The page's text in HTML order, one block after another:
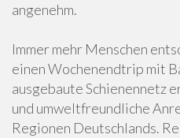
angenehm.
Immer mehr Menschen
einen Wochenendtrip mit
ausgebaute Schienennetz
und umweltfreundliche
Regionen Deutschlands.